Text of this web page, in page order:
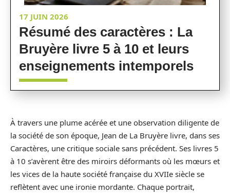
17 JUIN 2026
Résumé des caractères : La
Bruyère livre 5 à 10 et leurs
enseignements intemporels
À travers une plume acérée et une observation diligente de
la société de son époque, Jean de La Bruyère livre, dans ses
Caractères, une critique sociale sans précédent. Ses livres 5
à 10 s’avèrent être des miroirs déformants où les mœurs et
les vices de la haute société française du XVIIe siècle se
reflètent avec une ironie mordante. Chaque portrait,